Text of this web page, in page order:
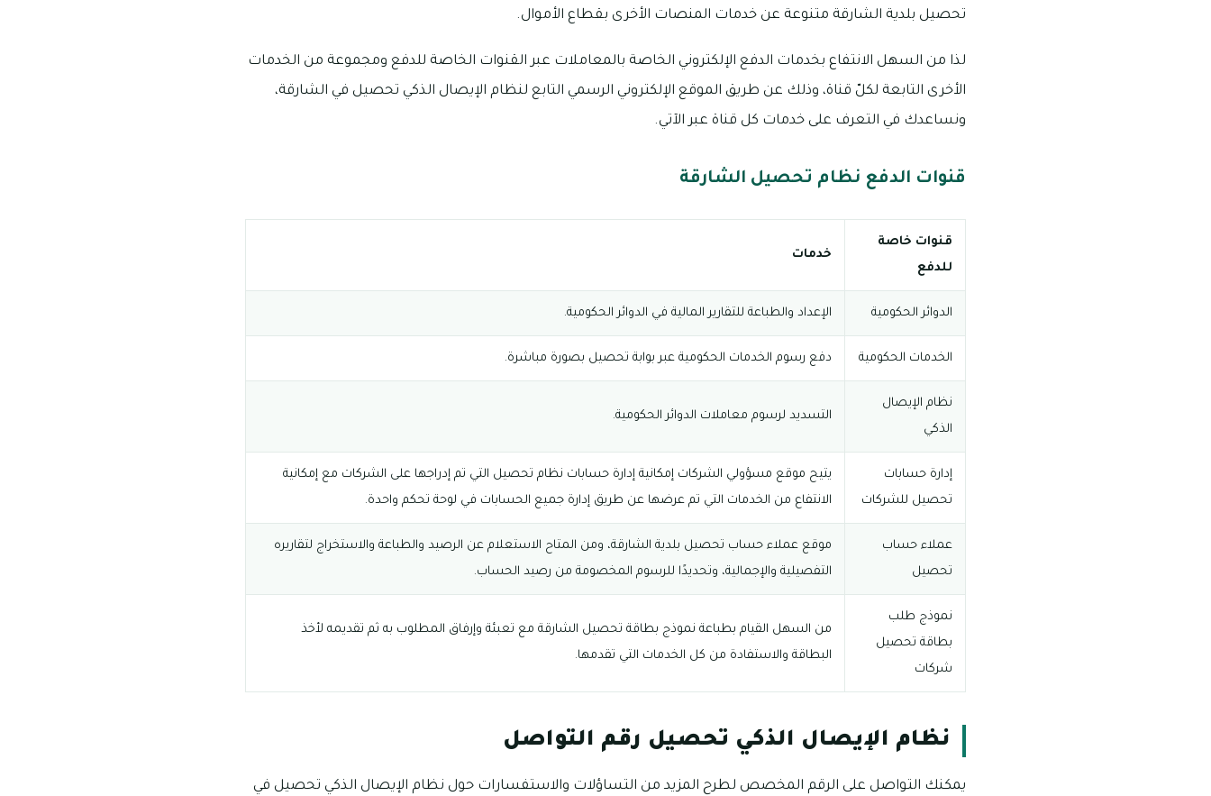
تحصيل بلدية الشارقة متنوعة عن خدمات المنصات الأخرى بقطاع الأموال.
لذا من السهل الانتفاع بخدمات الدفع الإلكتروني الخاصة بالمعاملات عبر القنوات الخاصة للدفع ومجموعة من الخدمات
الأخرى التابعة لكلّ قناة، وذلك عن طريق الموقع الإلكتروني الرسمي التابع لنظام الإيصال الذكي تحصيل في الشارقة،
ونساعدك في التعرف على خدمات كل قناة عبر الآتي.
قنوات الدفع نظام تحصيل الشارقة
قنوات خاصة
للدفع
خدمات
الدوائر الحكومية الإعداد والطباعة للتقارير المالية في الدوائر الحكومية.
الخدمات الحكومية دفع رسوم الخدمات الحكومية عبر بوابة تحصيل بصورة مباشرة.
نظام الإيصال
الذكي
التسديد لرسوم معاملات الدوائر الحكومية.
إدارة حسابات
تحصيل للشركات
يتيح موقع مسؤولي الشركات إمكانية إدارة حسابات نظام تحصيل التي تم إدراجها على الشركات مع إمكانية
الانتفاع من الخدمات التي تم عرضها عن طريق إدارة جميع الحسابات في لوحة تحكم واحدة.
عملاء حساب
تحصيل
موقع عملاء حساب تحصيل بلدية الشارقة، ومن المتاح الاستعلام عن الرصيد والطباعة والاستخراج لتقاريره
التفصيلية والإجمالية، وتحديدًا للرسوم المخصومة من رصيد الحساب.
نموذج طلب
بطاقة تحصيل
شركات
من السهل القيام بطباعة نموذج بطاقة تحصيل الشارقة مع تعبئة وإرفاق المطلوب به ثم تقديمه لأخذ
البطاقة والاستفادة من كل الخدمات التي تقدمها.
نظام الإيصال الذكي تحصيل رقم التواصل
يمكنك التواصل على الرقم المخصص لطرح المزيد من التساؤلات والاستفسارات حول نظام الإيصال الذكي تحصيل في